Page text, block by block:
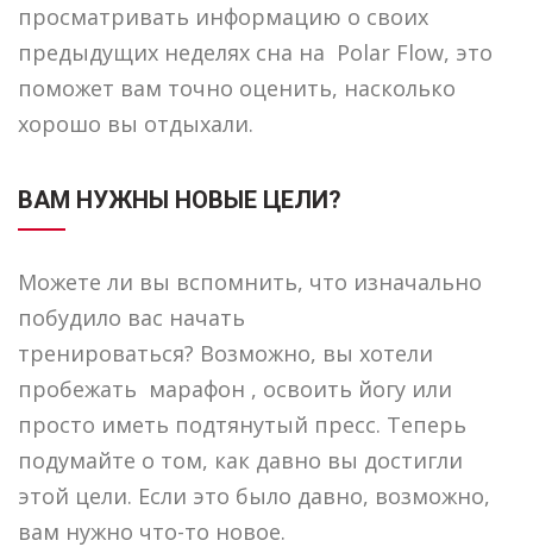
просматривать информацию о своих
предыдущих неделях сна на Polar Flow, это
поможет вам точно оценить, насколько
хорошо вы отдыхали.
ВАМ НУЖНЫ НОВЫЕ ЦЕЛИ?
Можете ли вы вспомнить, что изначально
побудило вас начать
тренироваться? Возможно, вы хотели
пробежать марафон , освоить йогу или
просто иметь подтянутый пресс. Теперь
подумайте о том, как давно вы достигли
этой цели. Если это было давно, возможно,
вам нужно что-то новое.